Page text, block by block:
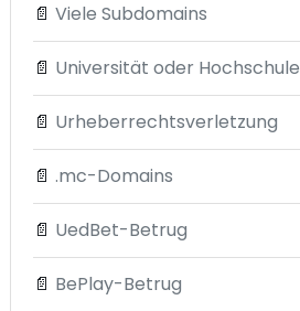
📄 Viele Subdomains
📄 Universität oder Hochschule
📄 Urheberrechtsverletzung
📄 .mc-Domains
📄 UedBet-Betrug
📄 BePlay-Betrug